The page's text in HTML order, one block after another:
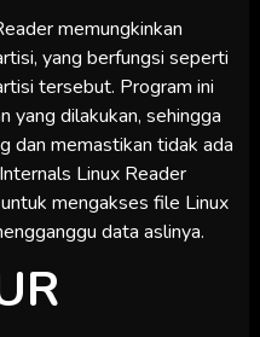
memungkinkan
yang berfungsi seperti
tersebut. Program ini
yang dilakukan, sehingga
dan memastikan tidak ada
Linux Reader
mengakses file Linux
data aslinya.